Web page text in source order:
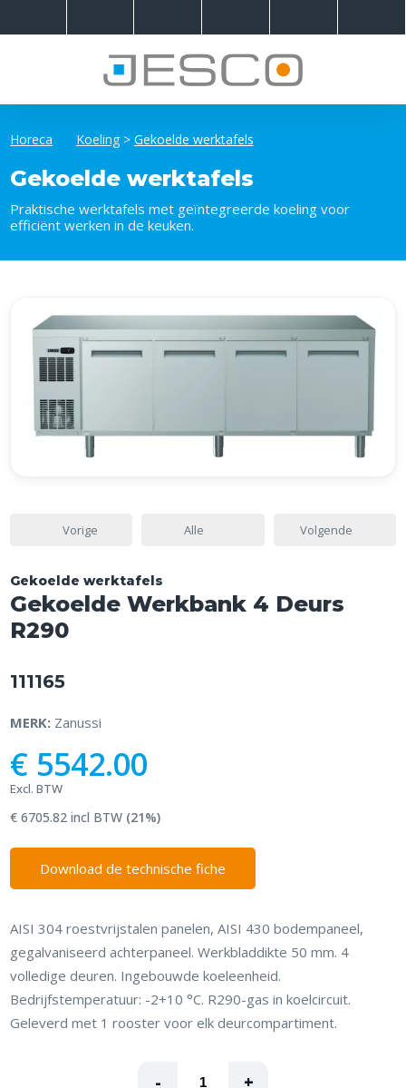
Horeca Koeling> Gekoelde werktafels
Gekoelde werktafels
Praktische werktafels met geïntegreerde koeling voor
efficiënt werken in de keuken.
Vorige Alle Volgende
Gekoelde werktafels
Gekoelde Werkbank 4 Deurs
R290
111165
MERK: Zanussi
€ 5542.00
Excl. BTW
€ 6705.82 incl BTW (21%)
Download de technische fiche
AISI 304 roestvrijstalen panelen, AISI 430 bodempaneel,
gegalvaniseerd achterpaneel. Werkbladdikte 50 mm. 4
volledige deuren. Ingebouwde koeleenheid.
Bedrijfstemperatuur: -2+10 °C. R290-gas in koelcircuit.
Geleverd met 1 rooster voor elk deurcompartiment.
- +